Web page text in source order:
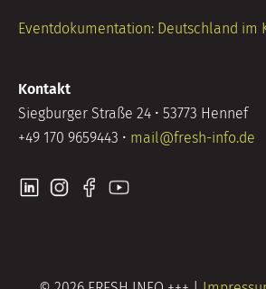
Eventdokumentation: Deutschland im
Kontakt
Siegburger Straße 24 • 53773 Hennef
+49 170 9659443 • mail@fresh-info.de